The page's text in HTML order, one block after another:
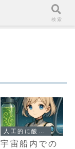
人工的に酸素をつくる方法は？
宇宙船内での
検索